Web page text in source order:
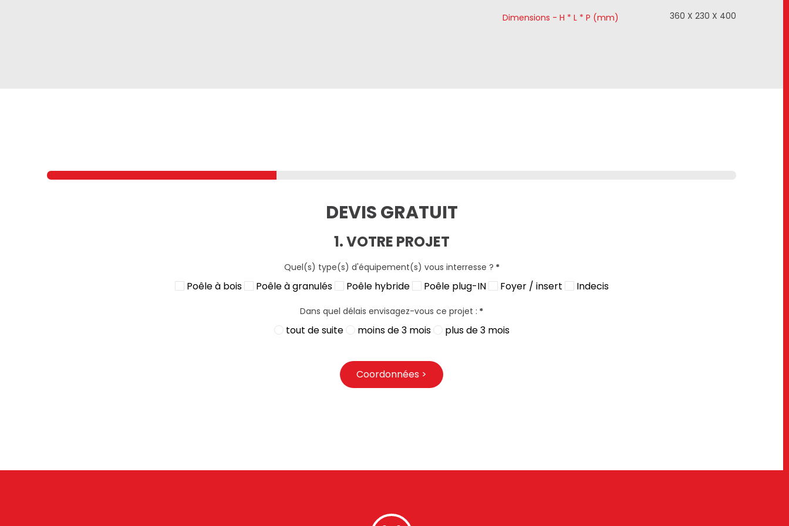
Dimensions - H * L * P (mm) 360 X 230 X 400
DEVIS GRATUIT
1. VOTRE PROJET
Quel(s) type(s) d'équipement(s) vous interresse ? *
Poêle à bois Poêle à granulés Poêle hybride Poêle plug-IN Foyer / insert Indecis
Dans quel délais envisagez-vous ce projet : *
tout de suite moins de 3 mois plus de 3 mois
Coordonnées >